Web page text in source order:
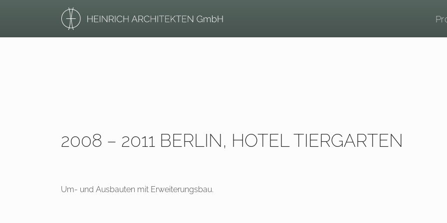
2008 – 2011 BERLIN, HOTEL TIERGARTEN
Um- und Ausbauten mit Erweiterungsbau.